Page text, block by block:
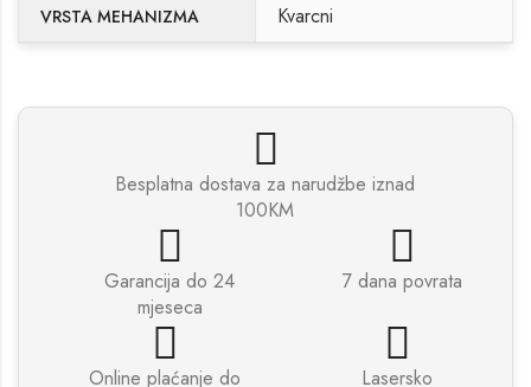
VRSTA MEHANIZMA Kvarcni
Besplatna dostava za narudžbe iznad
100KM
Garancija do 24
mjeseca
7 dana povrata
Online plaćanje do
Lasersko